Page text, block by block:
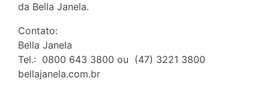
da Bella Janela.
Contato:
Bella Janela
Tel.: 0800 643 3800 ou (47) 3221 3800
bellajanela.com.br